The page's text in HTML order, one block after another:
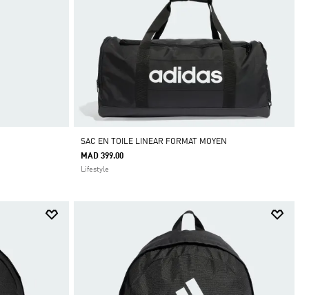
SAC EN TOILE LINEAR FORMAT MOYEN
MAD 399.00
Lifestyle